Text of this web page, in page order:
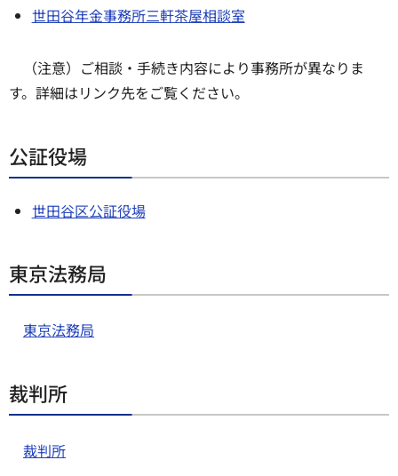
世田谷年金事務所三軒茶屋相談室
（注意）ご相談・手続き内容により事務所が異なりま
す。詳細はリンク先をご覧ください。
公証役場
世田谷区公証役場
東京法務局
東京法務局
裁判所
裁判所